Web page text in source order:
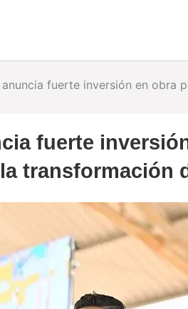
fuerte inversión en
fuerte
transformación